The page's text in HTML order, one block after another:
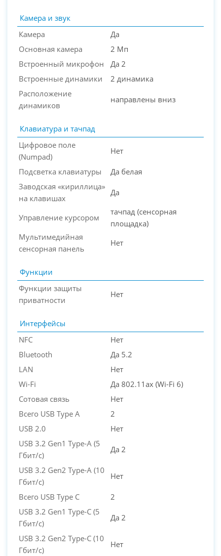
Камера и звук
Камера
Да
Основная камера
2 Мп
Встроенный микрофон
Да 2
Встроенные динамики
2 динамика
Расположение
динамиков
направлены вниз
Клавиатура и тачпад
Цифровое поле
(Numpad)
Нет
Подсветка клавиатуры
Да белая
Заводская «кириллица»
на клавишах
Да
Управление курсором
тачпад (сенсорная
площадка)
Мультимедийная
сенсорная панель
Нет
Функции
Функции защиты
приватности
Нет
Интерфейсы
NFC
Нет
Bluetooth
Да 5.2
LAN
Нет
Wi-Fi
Да 802.11ax (Wi-Fi 6)
Сотовая связь
Нет
Всего USB Type A
2
USB 2.0
Нет
USB 3.2 Gen1 Type-A (5
Гбит/с)
Да 2
USB 3.2 Gen2 Type-A (10
Гбит/с)
Нет
Всего USB Type C
2
USB 3.2 Gen1 Type-C (5
Гбит/с)
Да 2
USB 3.2 Gen2 Type-C (10
Гбит/с)
Нет